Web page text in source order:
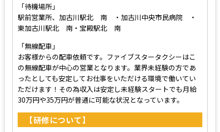
「待機場所」
駅前営業所、加古川駅北 南 ・加古川中央市民病院 ・
東加古川駅北 南・宝殿駅北 南
「無線配車」
お客様からの配車依頼です。ファイブスタータクシーはこ
の無線配車が中心の営業となります。業界未経験の方であ
ったとしても安定してお仕事をいただける環境で働いてい
ただけます！その為収入は安定し未経験スタートでも月給
30万円や35万円が普通に可能な状況となっています。
【研修について】